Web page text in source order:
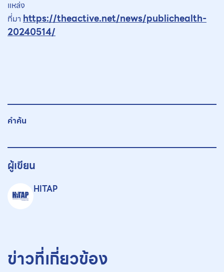
แหล่ง
ที่มา https://theactive.net/news/publichealth-
20240514/
คำค้น
ผู้เขียน
HITAP
ข่าวที่เกี่ยวข้อง